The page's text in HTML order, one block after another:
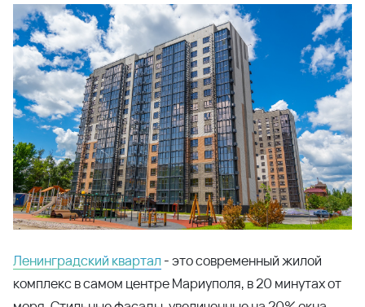
Ленинградский квартал - это современный жилой
комплекс в самом центре Мариуполя, в 20 минутах от